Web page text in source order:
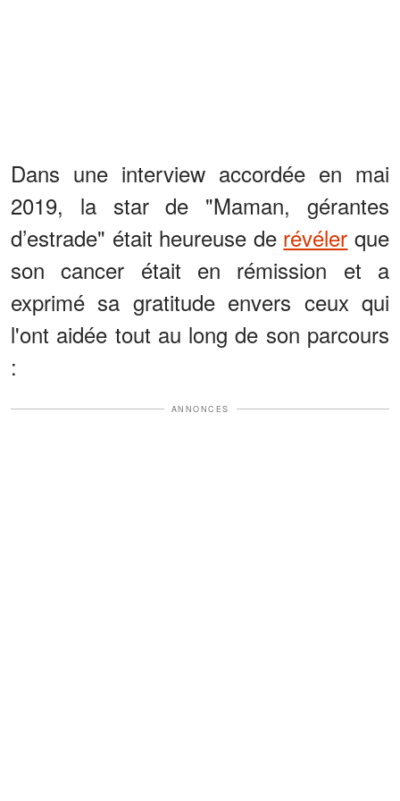
Dans une interview accordée en mai
2019, la star de "Maman, gérantes
d’estrade" était heureuse de révéler que
son cancer était en rémission et a
exprimé sa gratitude envers ceux qui
l'ont aidée tout au long de son parcours
:
ANNONCES